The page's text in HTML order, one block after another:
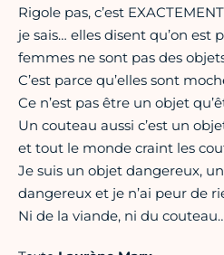
Rigole pas, c’est
je sais… elles disent qu’on est
femmes ne sont pas des
C’est parce qu’elles sont
Ce n’est pas être un objet
Un couteau aussi c’est un
et tout le monde craint les
Je suis un objet dangereux,
dangereux et je n’ai peur de
Ni de la viande, ni du